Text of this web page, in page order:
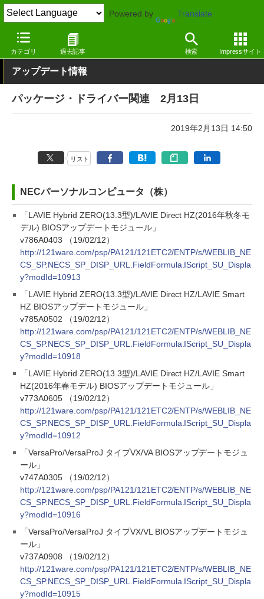
Powered by Translate
カテゴリ 過去記事 検索 Impressサイト
窓の杜 その他の話題 アップデート
アップデート情報
パッケージ・ドライバー関連 2月13日
2019年2月13日 14:50
リスト
NECパーソナルコンピュータ（株）
「LAVIE Hybrid ZERO(13.3型)/LAVIE Direct HZ(2016年秋冬モ
デル) BIOSアップデートモジュール」
v786A0403 （19/02/12）
http://121ware.com/psp/PA121/121ETC2/ENTP/s/WEBLIB_NE
CS_SP.NECS_SP_DISP_URL.FieldFormula.IScript_SU_Displa
y?modId=10913
「LAVIE Hybrid ZERO(13.3型)/LAVIE Direct HZ/LAVIE Smart
HZ BIOSアップデートモジュール」
v785A0502 （19/02/12）
http://121ware.com/psp/PA121/121ETC2/ENTP/s/WEBLIB_NE
CS_SP.NECS_SP_DISP_URL.FieldFormula.IScript_SU_Displa
y?modId=10918
「LAVIE Hybrid ZERO(13.3型)/LAVIE Direct HZ/LAVIE Smart
HZ(2016年春モデル) BIOSアップデートモジュール」
v773A0605 （19/02/12）
http://121ware.com/psp/PA121/121ETC2/ENTP/s/WEBLIB_NE
CS_SP.NECS_SP_DISP_URL.FieldFormula.IScript_SU_Displa
y?modId=10912
「VersaPro/VersaProJ タイプVX/VA BIOSアップデートモジュ
ール」
v747A0305 （19/02/12）
http://121ware.com/psp/PA121/121ETC2/ENTP/s/WEBLIB_NE
CS_SP.NECS_SP_DISP_URL.FieldFormula.IScript_SU_Displa
y?modId=10916
「VersaPro/VersaProJ タイプVX/VL BIOSアップデートモジュ
ール」
v737A0908 （19/02/12）
http://121ware.com/psp/PA121/121ETC2/ENTP/s/WEBLIB_NE
CS_SP.NECS_SP_DISP_URL.FieldFormula.IScript_SU_Displa
y?modId=10915